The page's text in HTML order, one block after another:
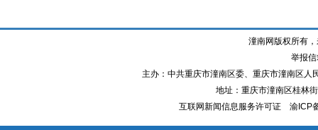
潼南网版权所有
举报
主办：中共重庆市潼南区委、重庆市潼南区
地址：重庆市潼南区桂林
互联网新闻信息服务许可证
渝ICP